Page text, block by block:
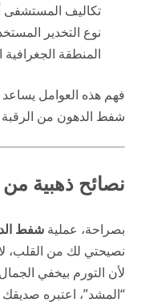
تكاليف المستشفى
نوع التخدير
المنطقة الجغرافية
فهم هذه العوامل
شفط الدهون من
نصائح ذهبية
بصراحة، عملية شفط
نصيحتي لك من القلب، لا
لأن التورم بيخفي
“المشد”، اعتبره